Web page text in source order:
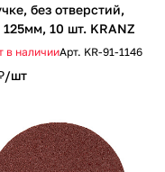
без отверстий,
125мм, 10 шт. KRANZ
в наличииАрт. KR-91-1146
шт